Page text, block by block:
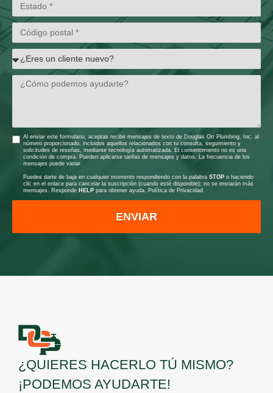
Al enviar este formulario, aceptas recibir mensajes de texto de Douglas Orr Plumbing, Inc. al
número proporcionado, incluidos aquellos relacionados con tu consulta, seguimiento y
solicitudes de reseñas, mediante tecnología automatizada. El consentimiento no es una
condición de compra. Pueden aplicarse tarifas de mensajes y datos. La frecuencia de los
mensajes puede variar.
Puedes darte de baja en cualquier momento respondiendo con la palabra STOP o haciendo
clic en el enlace para cancelar la suscripción (cuando esté disponible); no se enviarán más
mensajes. Responde HELP para obtener ayuda. Política de Privacidad
ENVIAR
¿QUIERES HACERLO TÚ MISMO?
¡PODEMOS AYUDARTE!